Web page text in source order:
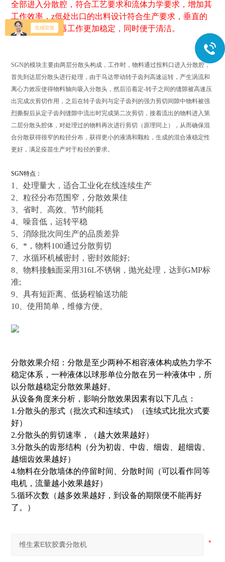
全部进入分散腔，符合工艺要求和流体力学要求，增加其
工作效率，z低处出口的出料设计符合生产要求，垂直的
压力使得该机器工作更加稳定，同时便于清洁。
SGN的模块主要由两层分散头构成，工作时，物料通过投料口进入分散腔，
首先到达层分散头进行处理，由于马达带动转子齿列高速运转，产生涡流和
离心力效应使得物料轴向吸入分散头，然后沿着定-转子之间的缝隙被高速压
出完成次剪切作用，之后在转子齿列与定子齿列的强力剪切间隙中物料被强
烈撕裂后从定子齿列缝隙中流出时完成第二次剪切，接着流出的物料进入第
二层分散头腔体，对处理过的物料再次进行剪切（原理同上），从而确保混
合分散获得很窄的粒径分布，获得更小的液滴和颗粒，生成的混合液稳定性
更好，满足疫苗生产对于粒径的要求。
SGN特点：
1、处理量大，适合工业化在线连续生产
2、粒径分布范围窄，分散效果佳
3、省时、高效、节约能耗
4、噪音低，运转平稳
5、消除批次间生产的品质差异
6、*，物料100通过分散剪切
7、水循环机械密封，密封效能好;
8、物料接触面采用316L不锈钢，抛光处理，达到GMP标
准;
9、具有短距离、低扬程输送功能
10、使用简单，维修方便。
分散效果介绍：分散是至少两种不相容液体构成热力学不
稳定体系，一种液体以球形单位分散在另一种液体中，所
以分散越稳定分散效果越好。
从设备角度来分析，影响分散效果因素有以下几点：
1.分散头的形式（批次式和连续式）（连续式比批次式要
好）
2.分散头的剪切速率，（越大效果越好）
3.分散头的齿形结构（分为初齿、中齿、细齿、超细齿、
越细齿效果越好）
4.物料在分散墙体的停留时间、分散时间（可以看作同等
电机，流量越小效果越好）
5.循环次数（越多效果越好，到设备的期限便不能再好
了。）